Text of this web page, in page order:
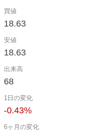
買値
18.63
安値
18.63
出来高
68
1日の変化
-0.43%
6ヶ月の変化